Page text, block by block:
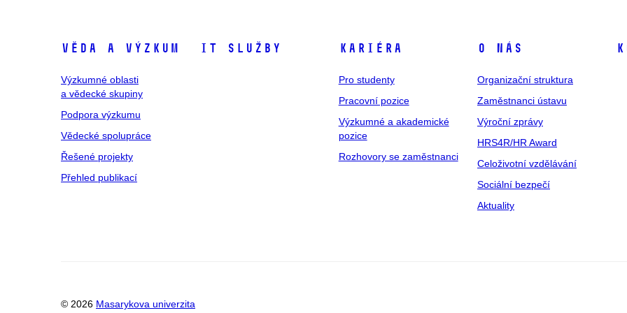
Věda a výzkum
Výzkumné oblasti
a vědecké skupiny
Podpora výzkumu
Vědecké spolupráce
Řešené projekty
Přehled publikací
IT služby Kariéra
Pro studenty
Pracovní pozice
Výzkumné a akademické
pozice
Rozhovory se zaměstnanci
O nás
Organizační struktura
Zaměstnanci ústavu
Výroční zprávy
HRS4R/HR Award
Celoživotní vzdělávání
Sociální bezpečí
Aktuality
© 2026 Masarykova univerzita